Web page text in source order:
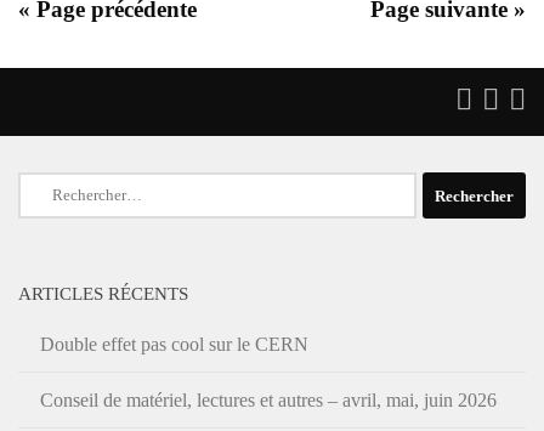
« Page précédente Page suivante »
Rechercher :
ARTICLES RÉCENTS
Double effet pas cool sur le CERN
Conseil de matériel, lectures et autres – avril, mai, juin 2026